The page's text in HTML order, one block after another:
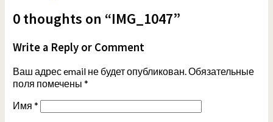
0 thoughts on “IMG_1047”
Write a Reply or Comment
Ваш адрес email не будет опубликован.Обязательные
поля помечены *
Имя *